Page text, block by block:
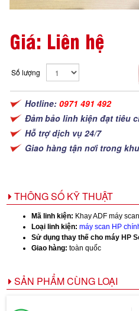
Giá: Liên hệ
Số lượng
Hotline: 0971 491 492
Đảm bảo linh kiện đạt tiêu
Hỗ trợ dịch vụ 24/7
Giao hàng tận nơi trong
THÔNG SỐ KỸ THUẬT
Mã linh kiện: Khay ADF máy
Loại linh kiện: máy scan HP
Sử dụng thay thế cho máy HP
Giao hàng: toàn quốc
SẢN PHẨM CÙNG LOẠI